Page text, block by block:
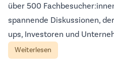
über 500
spannende Diskussionen,
ups, Investoren und
Weiterlesen